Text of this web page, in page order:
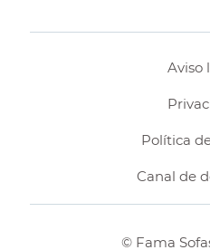
© Fama
Aviso
Política
Canal de